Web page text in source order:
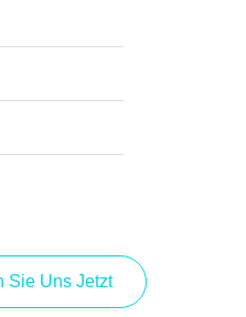
Sie Uns Jetzt